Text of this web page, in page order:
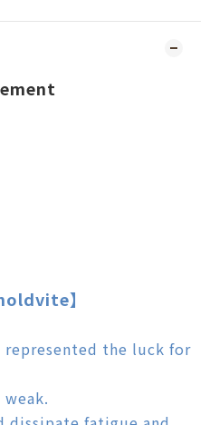
】
represented the luck for